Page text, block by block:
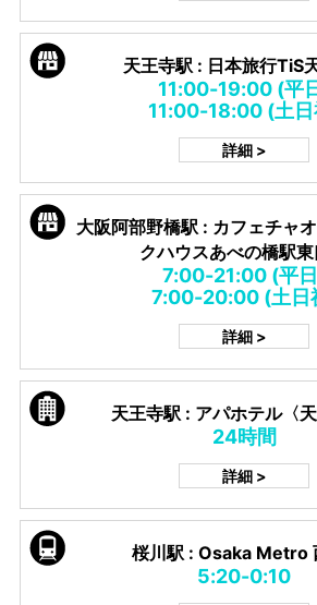
天王寺駅 : 日本旅行TiS
11:00-19:00 (平
11:00-18:00 (土日
詳細 >
大阪阿部野橋駅 : カフェチャ
クハウスあべの橋駅
7:00-21:00 (平
7:00-20:00 (土日
詳細 >
天王寺駅 : アパホテル〈天
24時間
詳細 >
桜川駅 : Osaka Metro
5:20-0:10